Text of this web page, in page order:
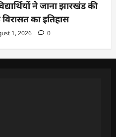
ने जाना झारखंड की
का इतिहास
1, 2026 0